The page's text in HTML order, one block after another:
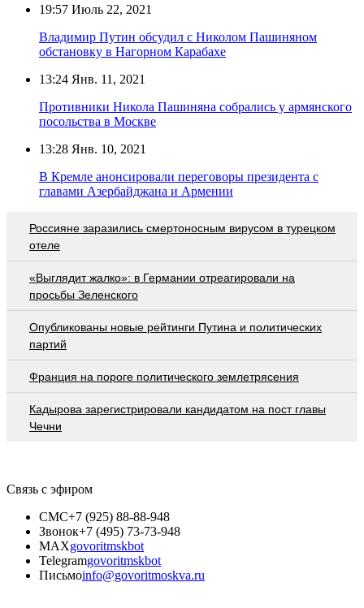
19:57 Июль 22, 2021
Владимир Путин обсудил с Николом Пашиняном
обстановку в Нагорном Карабахе
13:24 Янв. 11, 2021
Противники Никола Пашиняна собрались у армянского
посольства в Москве
13:28 Янв. 10, 2021
В Кремле анонсировали переговоры президента с
главами Азербайджана и Армении
Россияне заразились смертоносным вирусом в турецком
отеле
«Выглядит жалко»: в Германии отреагировали на
просьбы Зеленского
Опубликованы новые рейтинги Путина и политических
партий
Франция на пороге политического землетрясения
Кадырова зарегистрировали кандидатом на пост главы
Чечни
Связь с эфиром
СМС+7 (925) 88-88-948
Звонок+7 (495) 73-73-948
MAXgovoritmskbot
Telegramgovoritmskbot
Письмоinfo@govoritmoskva.ru